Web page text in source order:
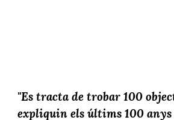
"Es tracta de trobar 100
expliquin els últims 100